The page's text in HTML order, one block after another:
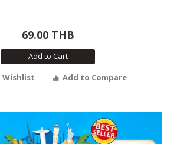
69.00 THB
Add to Cart
Wishlist
Add to Compare